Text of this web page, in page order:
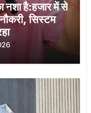
नशा है:हजार में से
सिस्टम